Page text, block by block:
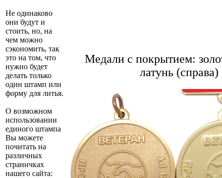
Не одинаково
они будут и
стоить, но, на
чем можно
сэкономить, так
это на том, что
нужно будет
делать только
один штамп или
форму для литья.
О возможном
использовании
единого штампа
Вы можете
почитать на
различных
страничках
нашего сайта:
Медали с покрытием:
латунь (справа)